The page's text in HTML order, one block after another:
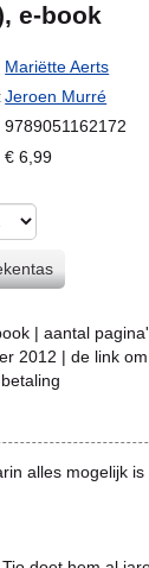
e-book
Mariëtte Aerts
Jeroen Murré
9789051162172
€6,99
| aantal
2012 | de link
alles mogelijk is